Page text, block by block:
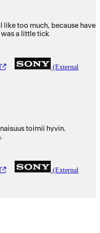
like too much, because have
was a little tick
(External
toimii hyvin.
(External